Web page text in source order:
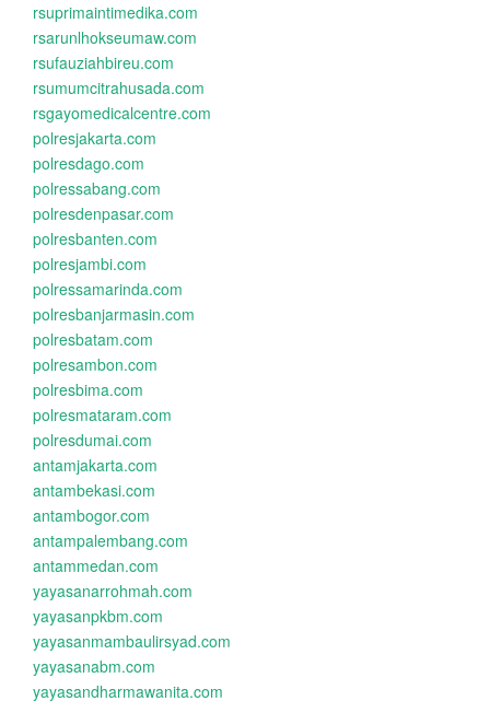
rsuprimaintimedika.com
rsarunlhokseumaw.com
rsufauziahbireu.com
rsumumcitrahusada.com
rsgayomedicalcentre.com
polresjakarta.com
polresdago.com
polressabang.com
polresdenpasar.com
polresbanten.com
polresjambi.com
polressamarinda.com
polresbanjarmasin.com
polresbatam.com
polresambon.com
polresbima.com
polresmataram.com
polresdumai.com
antamjakarta.com
antambekasi.com
antambogor.com
antampalembang.com
antammedan.com
yayasanarrohmah.com
yayasanpkbm.com
yayasanmambaulirsyad.com
yayasanabm.com
yayasandharmawanita.com